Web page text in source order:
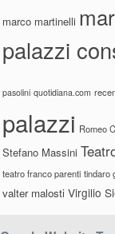
marco martinelli
palazzi
pasolini quotidiana.com
palazzi Romeo
Stefano Massini
teatro franco parenti tindaro
valter malosti Virgilio